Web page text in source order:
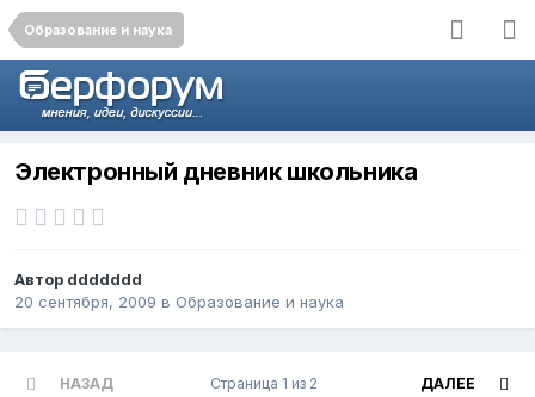
Образование и наука
Электронный дневник школьника
Автор ddddddd
20 сентября, 2009 в Образование и наука
НАЗАД ДАЛЕЕ
Страница 1 из 2